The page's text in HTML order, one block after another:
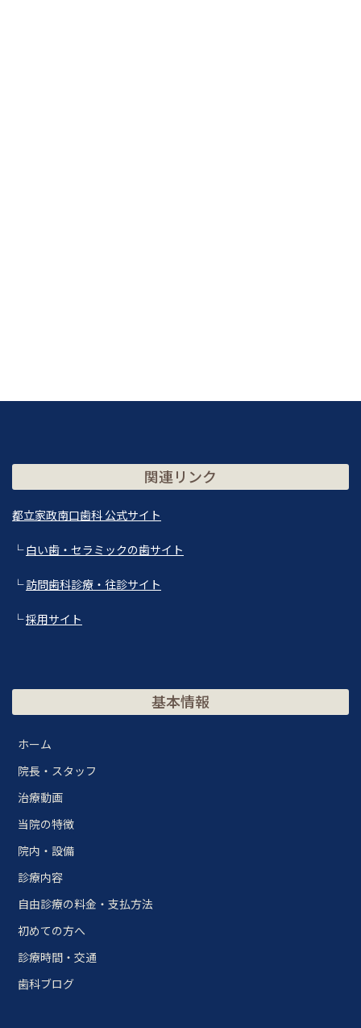
関連リンク
都立家政南口歯科 公式サイト
└白い歯・セラミックの歯サイト
└訪問歯科診療・往診サイト
└採用サイト
基本情報
ホーム
院長・スタッフ
治療動画
当院の特徴
院内・設備
診療内容
自由診療の料金・支払方法
初めての方へ
診療時間・交通
歯科ブログ